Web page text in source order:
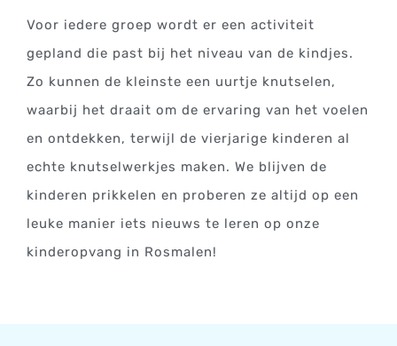
Voor iedere groep wordt er een activiteit
gepland die past bij het niveau van de kindjes.
Zo kunnen de kleinste een uurtje knutselen,
waarbij het draait om de ervaring van het voelen
en ontdekken, terwijl de vierjarige kinderen al
echte knutselwerkjes maken. We blijven de
kinderen prikkelen en proberen ze altijd op een
leuke manier iets nieuws te leren op onze
kinderopvang in Rosmalen!